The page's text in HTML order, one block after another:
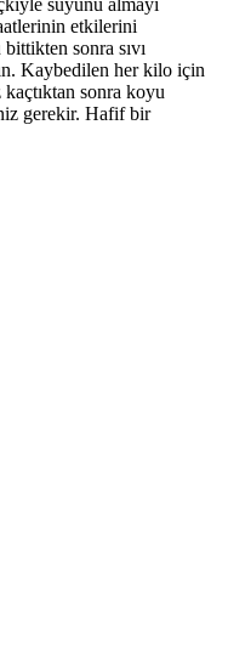
etkilerini
sonra sıvı
Kaybedilen her kilo için
kaçtıktan sonra koyu
gerekir. Hafif bir